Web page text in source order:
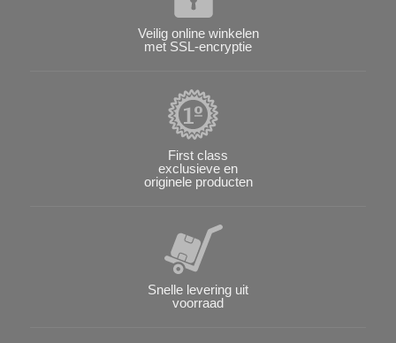
Veilig online winkelen
met SSL-encryptie
First class
exclusieve en
originele producten
Snelle levering uit
voorraad